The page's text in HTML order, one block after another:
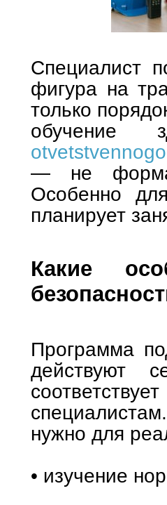
Специалист
фигура на
только
обучение
— не
Особенно
планирует
Какие
Программа
действуют
нужно для
• изучение